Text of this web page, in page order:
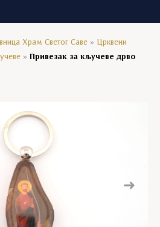
Храм Светог Саве » Црквени
» Привезак за кључеве дрво
Sledeći